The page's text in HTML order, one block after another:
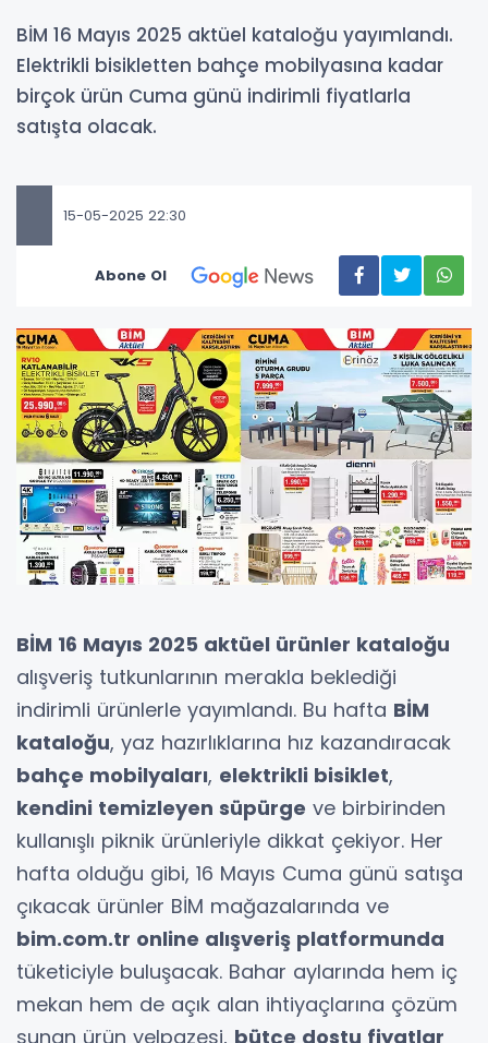
BİM 16 Mayıs 2025 aktüel kataloğu yayımlandı.
Elektrikli bisikletten bahçe mobilyasına kadar
birçok ürün Cuma günü indirimli fiyatlarla
satışta olacak.
15-05-2025 22:30
Abone Ol
BİM 16 Mayıs 2025 aktüel ürünler kataloğu
alışveriş tutkunlarının merakla beklediği
indirimli ürünlerle yayımlandı. Bu hafta BİM
kataloğu, yaz hazırlıklarına hız kazandıracak
bahçe mobilyaları, elektrikli bisiklet,
kendini temizleyen süpürge ve birbirinden
kullanışlı piknik ürünleriyle dikkat çekiyor. Her
hafta olduğu gibi, 16 Mayıs Cuma günü satışa
çıkacak ürünler BİM mağazalarında ve
bim.com.tr online alışveriş platformunda
tüketiciyle buluşacak. Bahar aylarında hem iç
mekan hem de açık alan ihtiyaçlarına çözüm
sunan ürün yelpazesi, bütçe dostu fiyatlar